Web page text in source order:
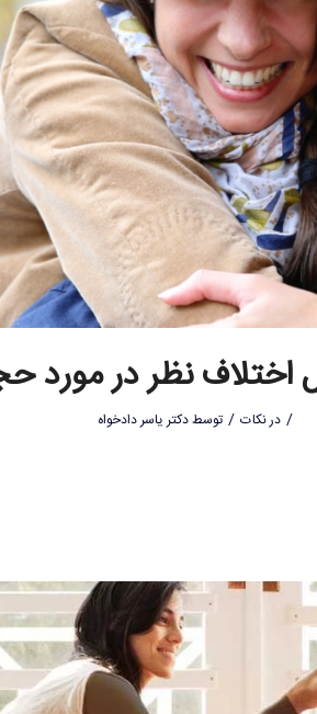
نظر در مورد
/ درنکات / توسطدکتر یاسر دادخواه